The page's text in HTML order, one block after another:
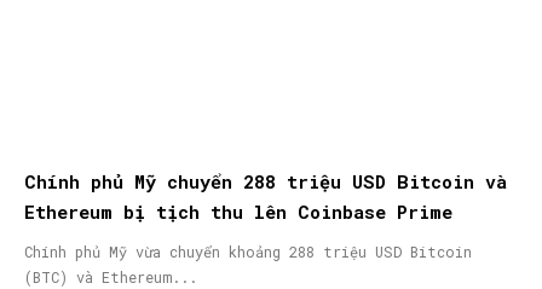
Chính phủ Mỹ chuyển 288 triệu USD Bitcoin và
Ethereum bị tịch thu lên Coinbase Prime
Chính phủ Mỹ vừa chuyển khoảng 288 triệu USD Bitcoin
(BTC) và Ethereum...